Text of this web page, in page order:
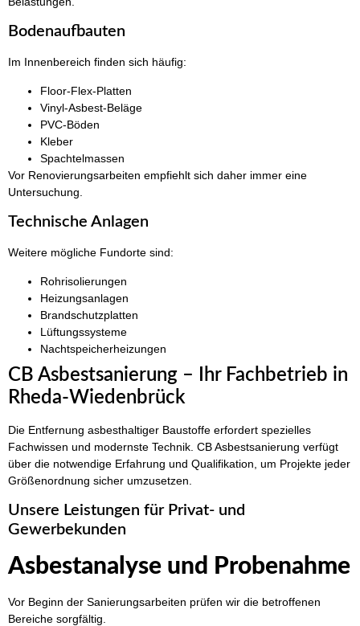
Bodenaufbauten
Im Innenbereich finden sich häufig:
Floor-Flex-Platten
Vinyl-Asbest-Beläge
PVC-Böden
Kleber
Spachtelmassen
Vor Renovierungsarbeiten empfiehlt sich daher immer eine
Untersuchung.
Technische Anlagen
Weitere mögliche Fundorte sind:
Rohrisolierungen
Heizungsanlagen
Brandschutzplatten
Lüftungssysteme
Nachtspeicherheizungen
CB Asbestsanierung – Ihr Fachbetrieb in
Rheda-Wiedenbrück
Die Entfernung asbesthaltiger Baustoffe erfordert spezielles
Fachwissen und modernste Technik. CB Asbestsanierung verfügt
über die notwendige Erfahrung und Qualifikation, um Projekte jeder
Größenordnung sicher umzusetzen.
Unsere Leistungen für Privat- und
Gewerbekunden
Asbestanalyse und Probenahme
Vor Beginn der Sanierungsarbeiten prüfen wir die betroffenen
Bereiche sorgfältig.